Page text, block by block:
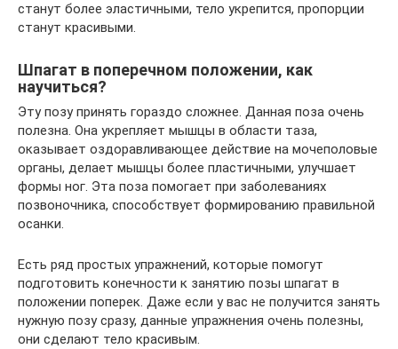
станут более эластичными, тело укрепится, пропорции
станут красивыми.
Шпагат в поперечном положении, как
научиться?
Эту позу принять гораздо сложнее. Данная поза очень
полезна. Она укрепляет мышцы в области таза,
оказывает оздоравливающее действие на мочеполовые
органы, делает мышцы более пластичными, улучшает
формы ног. Эта поза помогает при заболеваниях
позвоночника, способствует формированию правильной
осанки.
Есть ряд простых упражнений, которые помогут
подготовить конечности к занятию позы шпагат в
положении поперек. Даже если у вас не получится занять
нужную позу сразу, данные упражнения очень полезны,
они сделают тело красивым.